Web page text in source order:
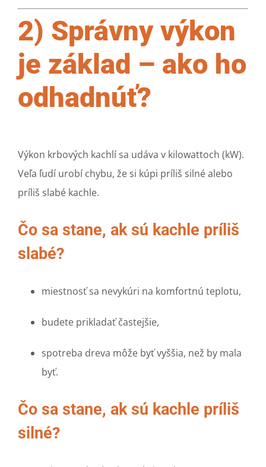
2) Správny výkon
je základ – ako ho
odhadnúť?
Výkon krbových kachlí sa udáva v kilowattoch (kW).
Veľa ľudí urobí chybu, že si kúpi príliš silné alebo
príliš slabé kachle.
Čo sa stane, ak sú kachle príliš
slabé?
miestnosť sa nevykúri na komfortnú teplotu,
budete prikladať častejšie,
spotreba dreva môže byť vyššia, než by mala
byť.
Čo sa stane, ak sú kachle príliš
silné?